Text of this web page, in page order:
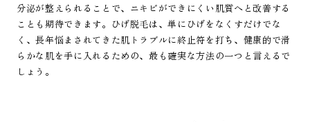
分泌が整えられることで、ニキビができにくい肌質へと改善する
ことも期待できます。ひげ脱毛は、単にひげをなくすだけでな
く、長年悩まされてきた肌トラブルに終止符を打ち、健康的で滑
らかな肌を手に入れるための、最も確実な方法の一つと言えるで
しょう。